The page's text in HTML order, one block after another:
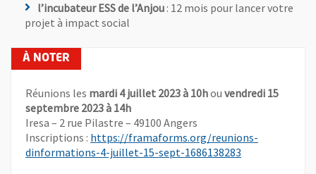
l’incubateur ESS de l’Anjou : 12 mois pour lancer votre
projet à impact social
Réunions les mardi 4 juillet 2023 à 10hou vendredi 15
septembre 2023 à 14h
Iresa – 2 rue Pilastre – 49100 Angers
Inscriptions : https://framaforms.org/reunions-
dinformations-4-juillet-15-sept-1686138283